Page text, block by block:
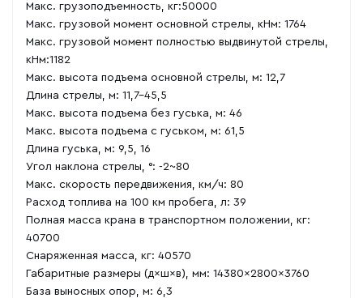
Макс. грузоподъемность, кг:50000
Макс. грузовой момент основной стрелы, кНм: 1764
Макс. грузовой момент полностью выдвинутой стрелы,
кНм:1182
Макс. высота подъема основной стрелы, м: 12,7
Длина стрелы, м: 11,7-45,5
Макс. высота подъема без гуська, м: 46
Макс. высота подъема с гуськом, м: 61,5
Длина гуська, м: 9,5, 16
Угол наклона стрелы, °: -2~80
Макс. скорость передвижения, км/ч: 80
Расход топлива на 100 км пробега, л: 39
Полная масса крана в транспортном положении, кг:
40700
Снаряженная масса, кг: 40570
Габаритные размеры (д×ш×в), мм: 14380×2800×3760
База выносных опор, м: 6,3